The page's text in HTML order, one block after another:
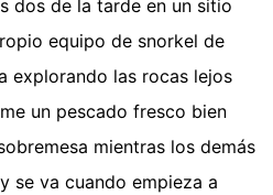
dos de la tarde en un sitio
equipo de snorkel de
explorando las rocas lejos
un pescado fresco bien
mientras los demás
se va cuando empieza a